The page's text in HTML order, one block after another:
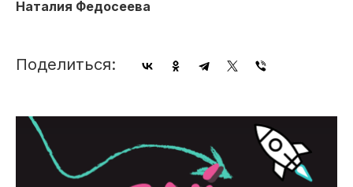
Наталия Федосеева
Поделиться: